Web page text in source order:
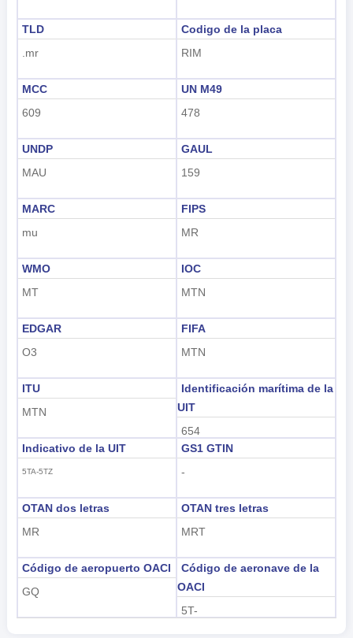
Indonesian
TLD
.mr
Codigo de la placa
RIM
MCC
609
UN M49
478
UNDP
MAU
GAUL
159
MARC
mu
FIPS
MR
WMO
MT
IOC
MTN
EDGAR
O3
FIFA
MTN
ITU
MTN
Identificación marítima de la
UIT
654
Indicativo de la UIT
5TA-5TZ
GS1 GTIN
-
OTAN dos letras
MR
OTAN tres letras
MRT
Código de aeropuerto OACI
GQ
Código de aeronave de la
OACI
5T-